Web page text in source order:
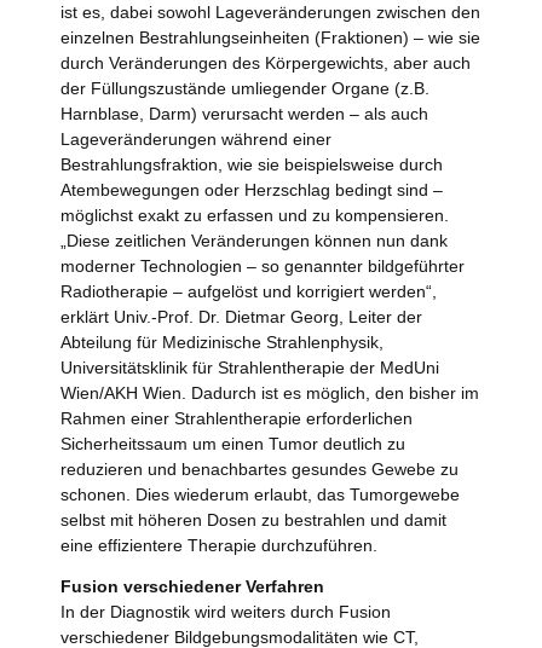
ist es, dabei sowohl Lageveränderungen zwischen den
einzelnen Bestrahlungseinheiten (Fraktionen) – wie sie
durch Veränderungen des Körpergewichts, aber auch
der Füllungszustände umliegender Organe (z.B.
Harnblase, Darm) verursacht werden – als auch
Lageveränderungen während einer
Bestrahlungsfraktion, wie sie beispielsweise durch
Atembewegungen oder Herzschlag bedingt sind –
möglichst exakt zu erfassen und zu kompensieren.
„Diese zeitlichen Veränderungen können nun dank
moderner Technologien – so genannter bildgeführter
Radiotherapie – aufgelöst und korrigiert werden“,
erklärt Univ.-Prof. Dr. Dietmar Georg, Leiter der
Abteilung für Medizinische Strahlenphysik,
Universitätsklinik für Strahlentherapie der MedUni
Wien/AKH Wien. Dadurch ist es möglich, den bisher im
Rahmen einer Strahlentherapie erforderlichen
Sicherheitssaum um einen Tumor deutlich zu
reduzieren und benachbartes gesundes Gewebe zu
schonen. Dies wiederum erlaubt, das Tumorgewebe
selbst mit höheren Dosen zu bestrahlen und damit
eine effizientere Therapie durchzuführen.
Fusion verschiedener Verfahren
In der Diagnostik wird weiters durch Fusion
verschiedener Bildgebungsmodalitäten wie CT,